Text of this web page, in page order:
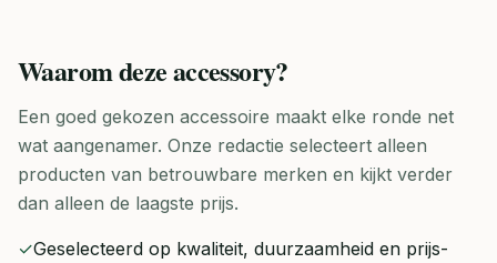
Waarom dezeaccessory?
Een goed gekozen accessoire maakt elke ronde net
wat aangenamer. Onze redactie selecteert alleen
producten van betrouwbare merken en kijkt verder
dan alleen de laagste prijs.
✓Geselecteerd op kwaliteit, duurzaamheid en prijs-